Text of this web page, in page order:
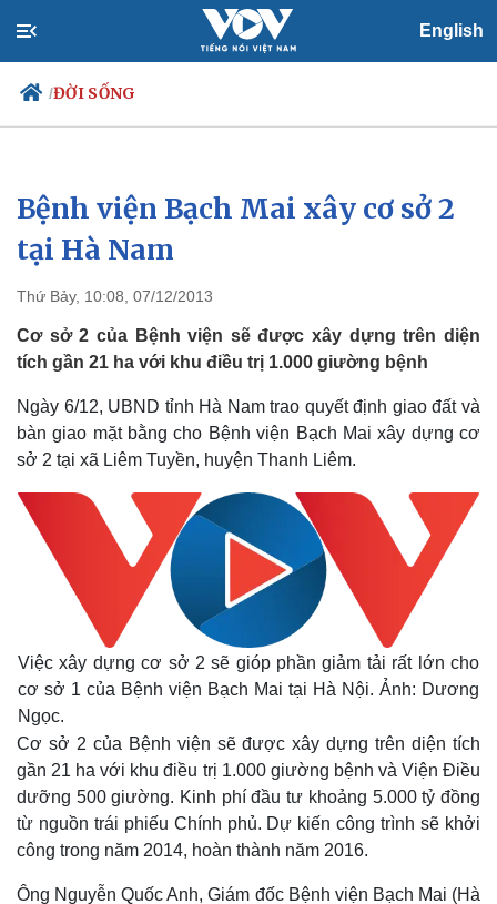
English
/ĐỜI SỐNG
Chính trị
Đảng
Tổ chức nhân sự
Nhận diện sự thật
Xã hội
Việc làm
Biển đảo
Bệnh viện Bạch Mai xây cơ sở 2
tại Hà Nam
Thứ Bảy, 10:08, 07/12/2013
Cơ sở 2 của Bệnh viện sẽ được xây dựng trên diện
tích gần 21 ha với khu điều trị 1.000 giường bệnh
Ngày 6/12, UBND tỉnh Hà Nam trao quyết định giao đất và
bàn giao mặt bằng cho Bệnh viện Bạch Mai xây dựng cơ
sở 2 tại xã Liêm Tuyền, huyện Thanh Liêm.
Việc xây dựng cơ sở 2 sẽ gióp phần giảm tải rất lớn cho
cơ sở 1 của Bệnh viện Bạch Mai tại Hà Nội. Ảnh: Dương
Ngọc.
Cơ sở 2 của Bệnh viện sẽ được xây dựng trên diện tích
gần 21 ha với khu điều trị 1.000 giường bệnh và Viện Điều
dưỡng 500 giường. Kinh phí đầu tư khoảng 5.000 tỷ đồng
từ nguồn trái phiếu Chính phủ. Dự kiến công trình sẽ khởi
công trong năm 2014, hoàn thành năm 2016.
Ông Nguyễn Quốc Anh, Giám đốc Bệnh viện Bạch Mai (Hà